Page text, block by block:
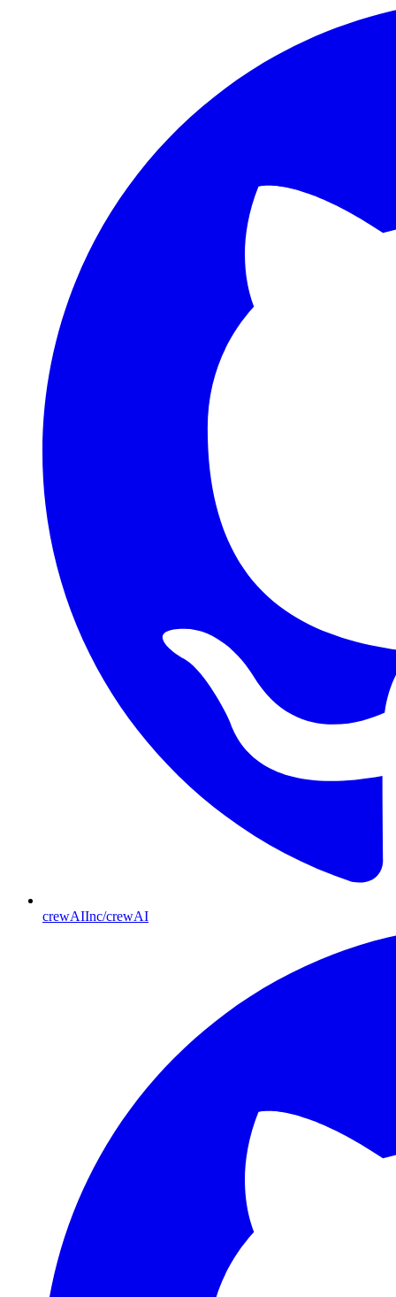
crewAIInc/crewAI